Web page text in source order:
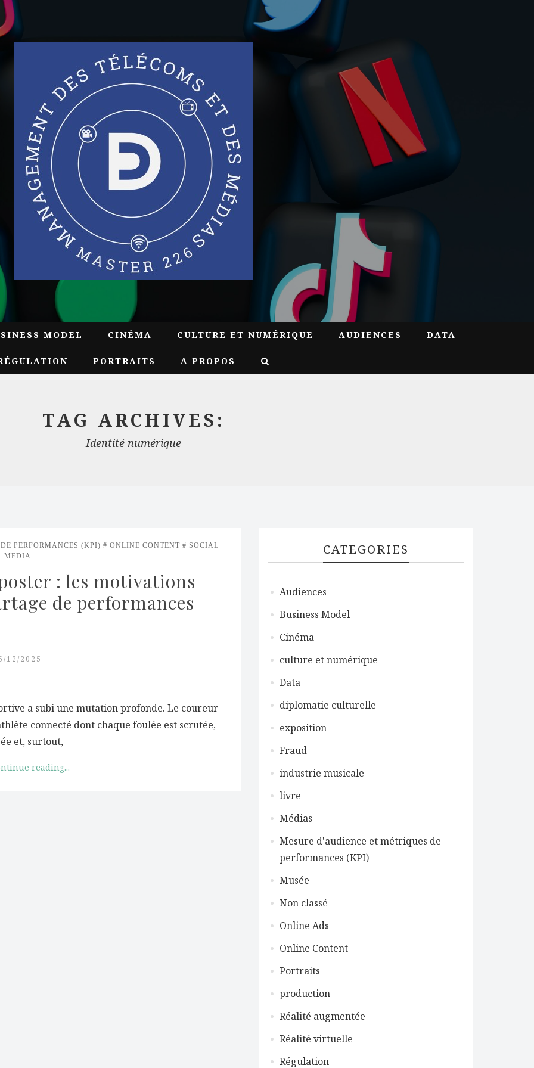
MODEL CINÉMA CULTURE ET NUMÉRIQUE AUDIENCES DATA
PORTRAITS A PROPOS
TAG ARCHIVES:
Identité numérique
PERFORMANCES (KPI) ONLINE CONTENT
SOCIAL
MEDIA
: les motivations
de performances
12/2025
a subi une mutation profonde. Le coureur
connecté dont chaque foulée est scrutée,
et, surtout,
reading...
CATEGORIES
Audiences
Business Model
Cinéma
culture et numérique
Data
diplomatie culturelle
exposition
Fraud
industrie musicale
livre
Médias
Mesure d'audience et métriques de
performances (KPI)
Musée
Non classé
Online Ads
Online Content
Portraits
production
Réalité augmentée
Réalité virtuelle
Régulation